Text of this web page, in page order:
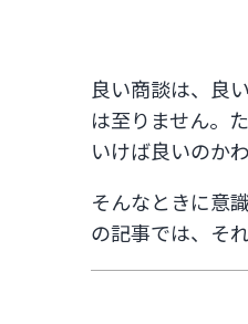
良い商談は、良
は至りません。
いけば良いのか
そんなときに意
の記事では、そ